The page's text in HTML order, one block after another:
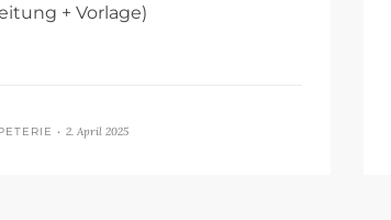
+ Vorlage)
• 2. April 2025